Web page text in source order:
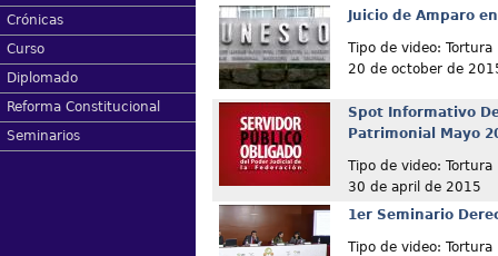
Crónicas
Curso
Diplomado
Reforma Constitucional
Seminarios
Juicio de Amparo
Tipo de video: Tortura
20 de october de
Spot Informativo
Patrimonial Mayo
Tipo de video: Tortura
30 de april de 2015
1er Seminario
Tipo de video: Tortura